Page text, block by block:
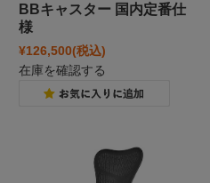
BBキャスター 国内定番仕
様
¥126,500(税込)
在庫を確認する